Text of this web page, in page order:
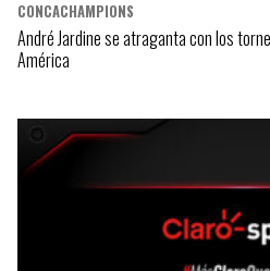
CONCACHAMPIONS
André Jardine se atraganta con los
América